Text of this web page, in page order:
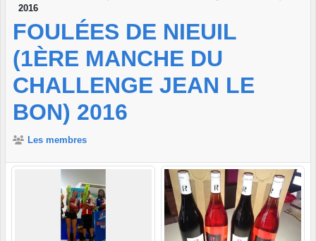
2016
FOULÉES DE NIEUIL
(1ÈRE MANCHE DU
CHALLENGE JEAN LE
BON) 2016
Les membres